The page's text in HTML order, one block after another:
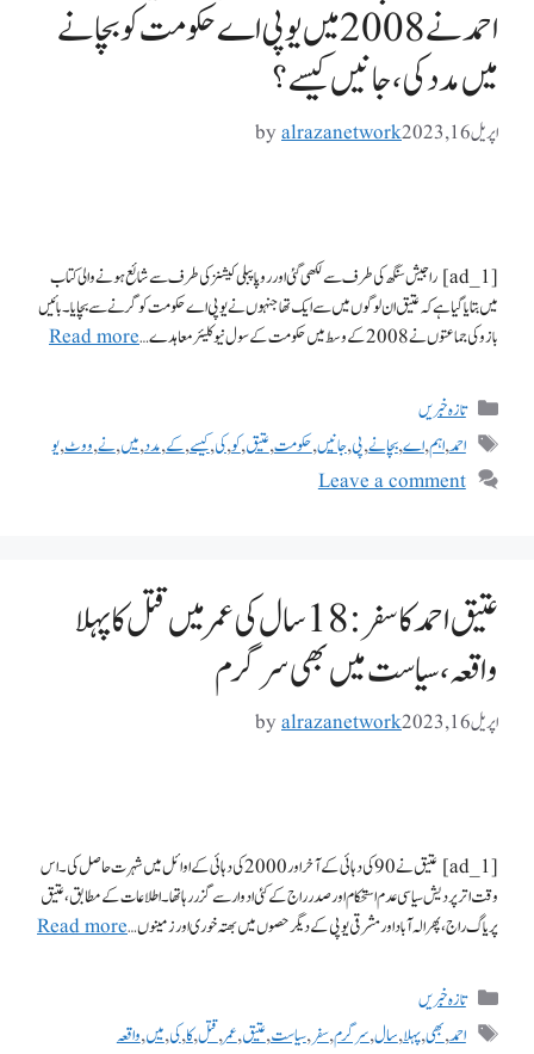
احمد نے 2008 میں یو پی اے حکومت کو بچانے
میں مدد کی، جانیں کیسے؟
اپریل 16, 2023 byalrazanetwork
[ad_1] راجیش سنگھ کی طرف سے لکھی گئی اور روپا پبلی کیشنز کی طرف سے شائع ہونے والی کتاب
میں بتایا گیا ہے کہ عتیق ان لوگوں میں سے ایک تھا جنہوں نے یو پی اے حکومت کو گرنے سے بچایا۔ بائیں
بازو کی جماعتوں نے 2008 کے وسط میں حکومت کے سول نیوکلیئر معاہدے …
Read more
تازہ خبریں
احمد,اہم,اے,بچانے,پی,جانیں,حکومت,عتیق,کو,کی,کیسے,کے,مدد,میں,نے,ووٹ,یو
Leave a comment
عتیق احمد کا سفر: 18 سال کی عمر میں قتل کا پہلا
واقعہ، سیاست میں بھی سرگرم
اپریل 16, 2023 byalrazanetwork
[ad_1] عتیق نے 90 کی دہائی کے آخر اور 2000 کی دہائی کے اوائل میں شہرت حاصل کی۔ اس
وقت اتر پردیش سیاسی عدم استحکام اور صدر راج کے کئی ادوار سے گزر رہا تھا۔ اطلاعات کے مطابق، عتیق
پریاگ راج، پھر الہ آباد اور مشرقی یوپی کے دیگر حصوں میں بھتہ خوری اور زمینوں …Read more
تازہ خبریں
احمد,بھی,پہلا,سال,سرگرم,سفر,سیاست,عتیق,عمر,قتل,کا,کی,میں,واقعہ